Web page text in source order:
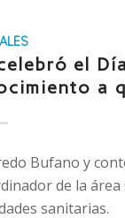
el
a
Bufano y
de la
sanitarias.